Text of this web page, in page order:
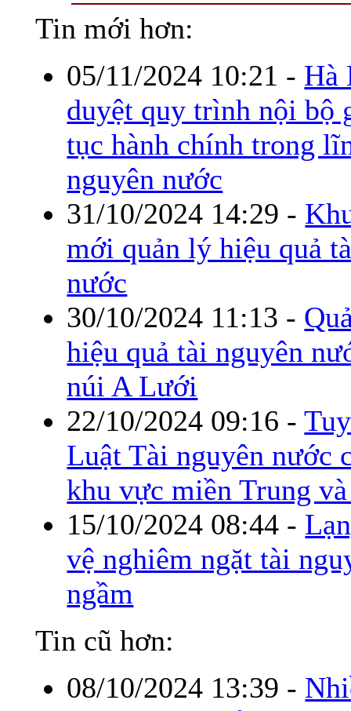
Tin mới hơn:
05/11/2024 10:21 - Hà
duyệt quy trình nội bộ
tục hành chính trong
nguyên nước
31/10/2024 14:29 -
mới quản lý hiệu quả
nước
30/10/2024 11:13 -
hiệu quả tài nguyên
núi A Lưới
22/10/2024 09:16 -
Luật Tài nguyên nước
khu vực miền Trung
15/10/2024 08:44 -
vệ nghiêm ngặt tài
ngầm
Tin cũ hơn:
08/10/2024 13:39 -